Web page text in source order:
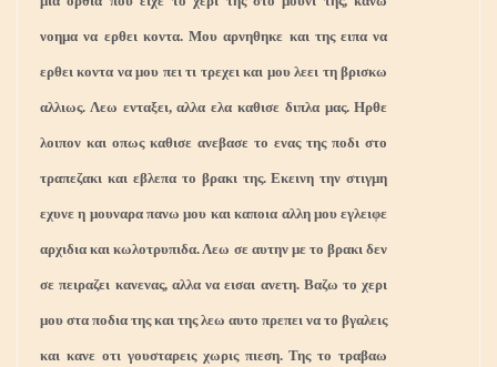
νοημα να ερθει κοντα. Μου αρνηθηκε και της ειπα να
ερθει κοντα να μου πει τι τρεχει και μου λεει τη βρισκω
αλλιως. Λεω ενταξει, αλλα ελα καθισε διπλα μας. Ηρθε
λοιπον και οπως καθισε ανεβασε το ενας της ποδι στο
τραπεζακι και εβλεπα το βρακι της. Εκεινη την στιγμη
εχυνε η μουναρα πανω μου και καποια αλλη μου εγλειφε
αρχιδια και κωλοτρυπιδα. Λεω σε αυτην με το βρακι δεν
σε πειραζει κανενας, αλλα να εισαι ανετη. Βαζω το χερι
μου στα ποδια της και της λεω αυτο πρεπει να το βγαλεις
και κανε οτι γουσταρεις χωρις πιεση. Της το τραβαω